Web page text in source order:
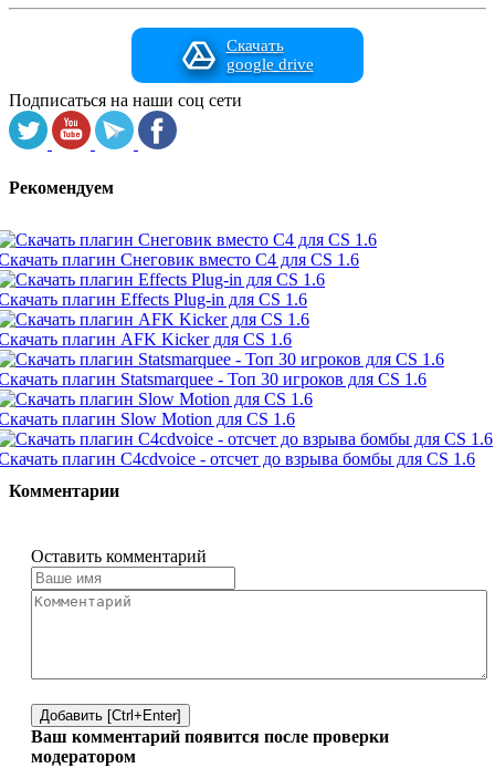
Скачать
google drive
Подписаться на наши соц сети
Рекомендуем
плагин Снеговик вместо C4 для CS 1.6
плагин Effects Plug-in для CS 1.6
плагин AFK Kicker для CS 1.6
плагин Statsmarquee - Топ 30 игроков для CS 1.6
плагин Slow Motion для CS 1.6
плагин C4cdvoice - отсчет до взрыва бомбы для CS 1.6
Комментарии
Оставить комментарий
Добавить [Ctrl+Enter]
Ваш комментарий появится после проверки
модератором